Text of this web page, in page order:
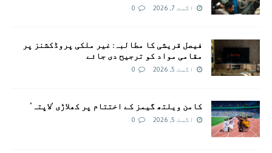
اگست 7, 2026 0
فیصل قریشی کا مطالبہ: غیر ملکی پروڈکشنز پر
مقامی مواد کو ترجیح دی جائے
اگست 5, 2026 0
کامن ویلتھ گیمز کے اختتام پر کھلاڑی ‘لاپتہ’
اگست 5, 2026 0